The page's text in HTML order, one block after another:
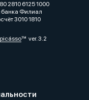
2810 6125 1000
банка Филиал
3010 1810
ver. 3.2